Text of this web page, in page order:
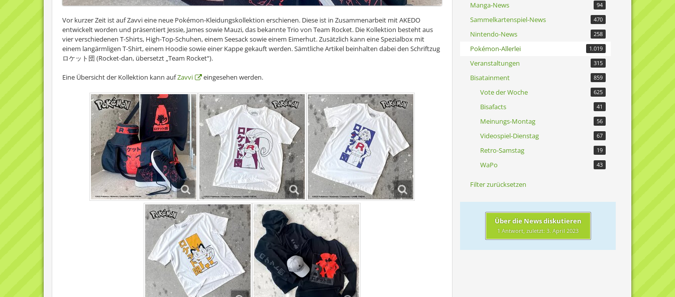
Vor kurzer Zeit ist auf Zavvi eine neue Pokémon-Kleidungskollektion erschienen. Diese ist in Zusammenarbeit mit AKEDO
entwickelt worden und präsentiert Jessie, James sowie Mauzi, das bekannte Trio von Team Rocket. Die Kollektion besteht aus
vier verschiedenen T-Shirts, High-Top-Schuhen, einem Seesack sowie einem Eimerhut. Zusätzlich kann eine Spezialbox mit
einem langärmligen T-Shirt, einem Hoodie sowie einer Kappe gekauft werden. Sämtliche Artikel beinhalten dabei den Schriftzug
ロケット団 (Rocket-dan, übersetzt „Team Rocket“).
Eine Übersicht der Kollektion kann aufZavvi eingesehen werden.
Manga-News 94
Sammelkartenspiel-News 470
Nintendo-News 258
Pokémon-Allerlei 1.019
Veranstaltungen 315
Bisatainment 859
Vote der Woche 625
Bisafacts 41
Meinungs-Montag 56
Videospiel-Dienstag 67
Retro-Samstag 19
WaPo 43
Filter zurücksetzen
Über die News diskutieren
1 Antwort, zuletzt: 3. April 2023